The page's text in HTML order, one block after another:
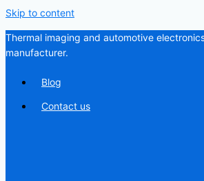
Skip to content
Thermal imaging and automotive
manufacturer.
Blog
Contact us